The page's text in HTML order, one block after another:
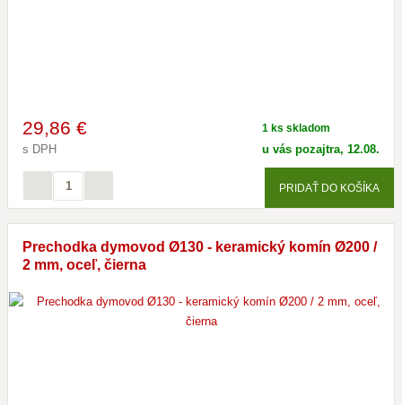
29,86 €
s DPH
1 ks skladom
u vás pozajtra, 12.08.
PRIDAŤ DO KOŠÍKA
Prechodka dymovod Ø130 - keramický komín Ø200 /
2 mm, oceľ, čierna